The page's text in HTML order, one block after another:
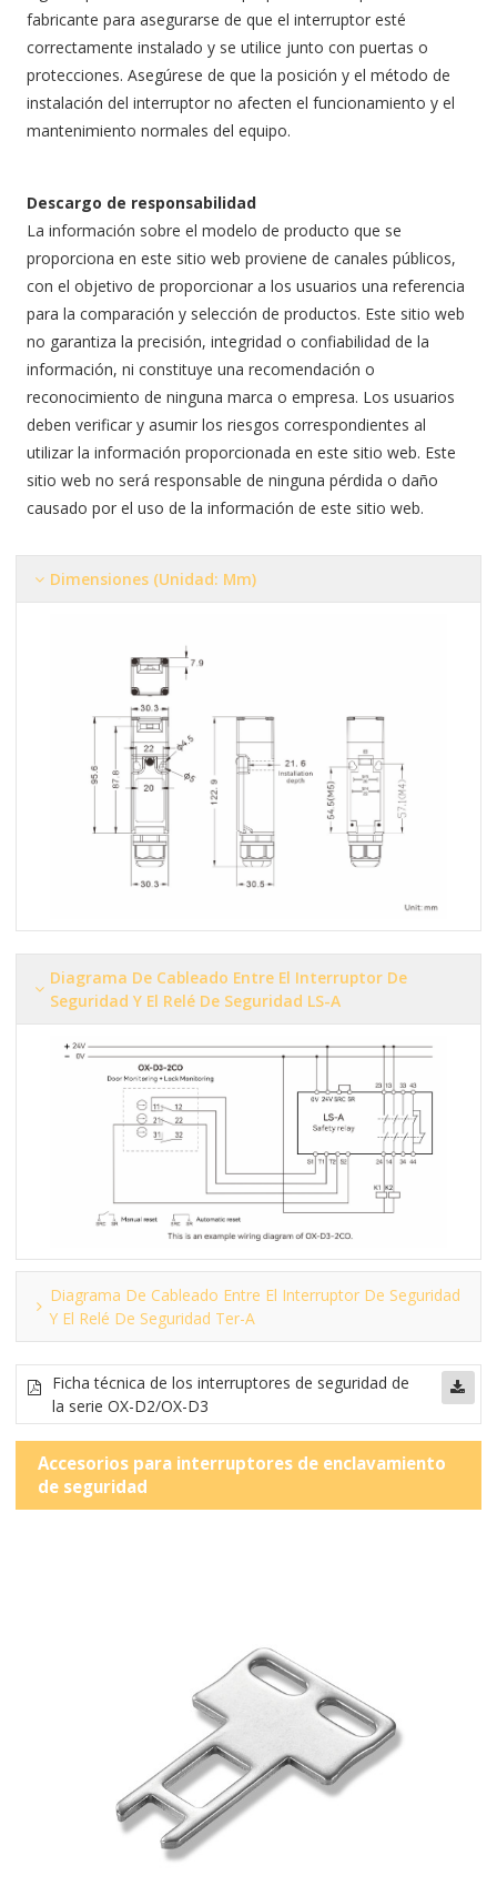
fabricante para asegurarse de que el interruptor esté
correctamente instalado y se utilice junto con puertas o
protecciones. Asegúrese de que la posición y el método de
instalación del interruptor no afecten el funcionamiento y el
mantenimiento normales del equipo.
Descargo de responsabilidad
La información sobre el modelo de producto que se
proporciona en este sitio web proviene de canales públicos,
con el objetivo de proporcionar a los usuarios una referencia
para la comparación y selección de productos. Este sitio web
no garantiza la precisión, integridad o confiabilidad de la
información, ni constituye una recomendación o
reconocimiento de ninguna marca o empresa. Los usuarios
deben verificar y asumir los riesgos correspondientes al
utilizar la información proporcionada en este sitio web. Este
sitio web no será responsable de ninguna pérdida o daño
causado por el uso de la información de este sitio web.
Dimensiones (Unidad: Mm)
Diagrama De Cableado Entre El Interruptor De
Seguridad Y El Relé De Seguridad LS-A
Diagrama De Cableado Entre El Interruptor De Seguridad
Y El Relé De Seguridad Ter-A
Ficha técnica de los interruptores de seguridad de
la serie OX-D2/OX-D3
Accesorios para interruptores de enclavamiento
de seguridad